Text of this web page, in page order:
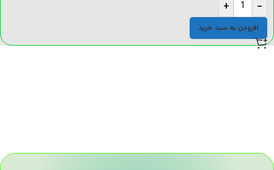
-
+
افزودن به سبد خرید